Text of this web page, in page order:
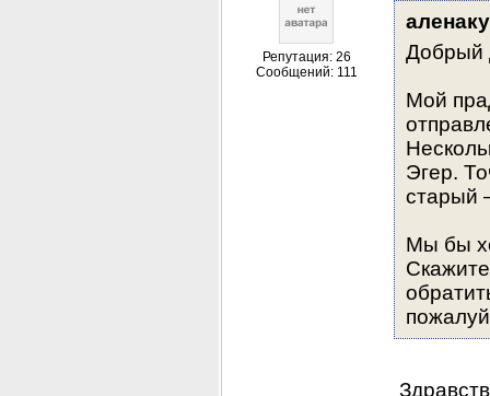
Репутация: 26
Сообщений: 111
Добрый
Мой
Эгер.
старый
Мы бы